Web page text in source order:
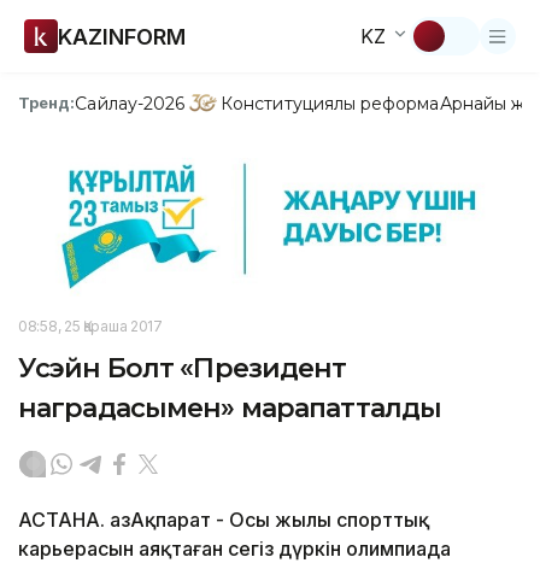
KAZINFORM KZ
Тренд:Сайлау-2026 Конституциялық реформаАрнайы
08:58, 25 Қараша 2017
Усэйн Болт «Президент
наградасымен» марапатталды
АСТАНА. ҚазАқпарат - Осы жылы спорттық
карьерасын аяқтаған сегіз дүркін олимпиада